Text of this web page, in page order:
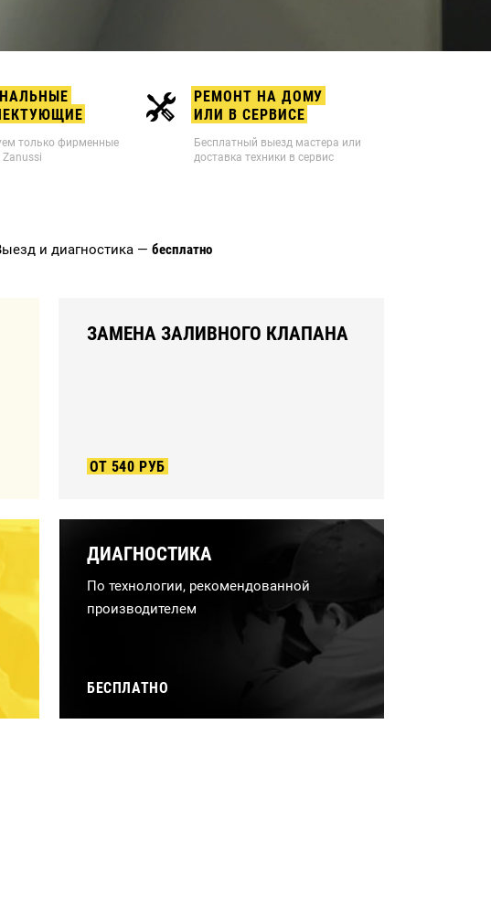
только фирменные
Zanussi
РЕМОНТ НА ДОМУ
ИЛИ В СЕРВИСЕ
Бесплатный выезд мастера или
доставка техники в сервис
и диагностика — бесплатно
ЗАМЕНА ЗАЛИВНОГО КЛАПАНА
ОТ 540 РУБ
ДИАГНОСТИКА
По технологии, рекомендованной
производителем
БЕСПЛАТНО